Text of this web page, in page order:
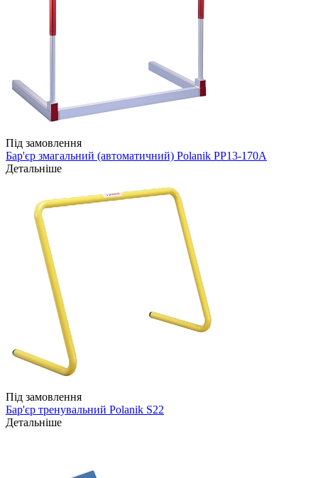
Під замовлення
Бар'єр змагальний (автоматичний) Polanik PP13-170A
Детальніше
Під замовлення
Бар'єр тренувальний Polanik S22
Детальніше